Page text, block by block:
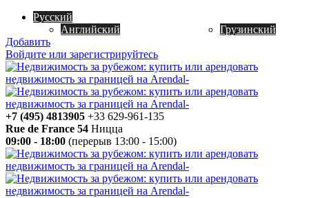
Русский
Английский
Грузинский
Добавить
Войдите или зарегистрируйтесь
+7 (495) 4813905 +33 629-961-135
Rue de France 54 Ницца
09:00 - 18:00 (перерыв 13:00 - 15:00)